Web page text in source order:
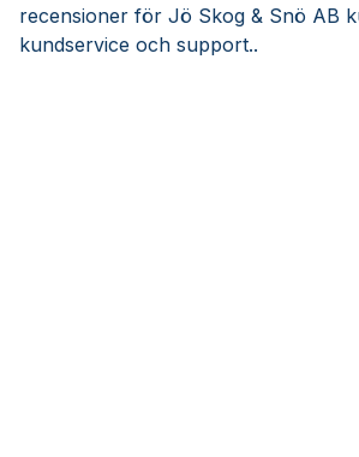
recensioner för Jö Skog & Snö AB
kundservice och support..